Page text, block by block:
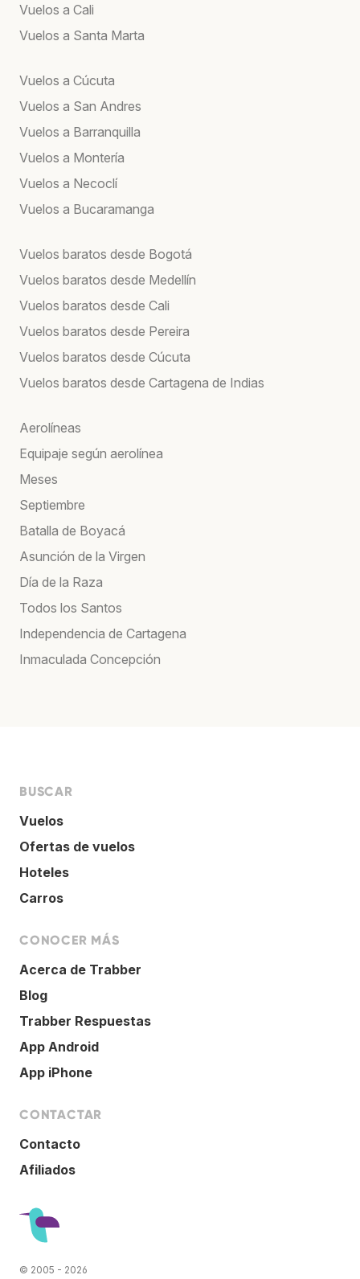
Vuelos a Cali
Vuelos a Santa Marta
Vuelos a Cúcuta
Vuelos a San Andres
Vuelos a Barranquilla
Vuelos a Montería
Vuelos a Necoclí
Vuelos a Bucaramanga
Vuelos baratos desde Bogotá
Vuelos baratos desde Medellín
Vuelos baratos desde Cali
Vuelos baratos desde Pereira
Vuelos baratos desde Cúcuta
Vuelos baratos desde Cartagena de Indias
Aerolíneas
Equipaje según aerolínea
Meses
Septiembre
Batalla de Boyacá
Asunción de la Virgen
Día de la Raza
Todos los Santos
Independencia de Cartagena
Inmaculada Concepción
BUSCAR
Vuelos
Ofertas de vuelos
Hoteles
Carros
CONOCER MÁS
Acerca de Trabber
Blog
Trabber Respuestas
App Android
App iPhone
CONTACTAR
Contacto
Afiliados
© 2005 - 2026